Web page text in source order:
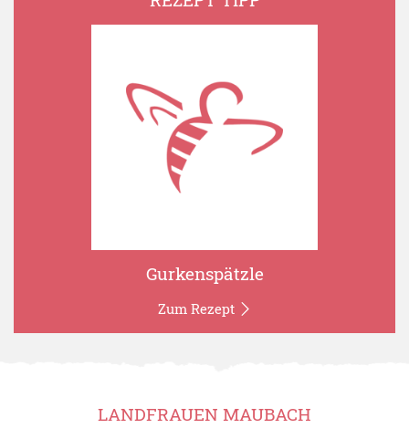
Gurkenspätzle
Zum Rezept
LANDFRAUEN MAUBACH